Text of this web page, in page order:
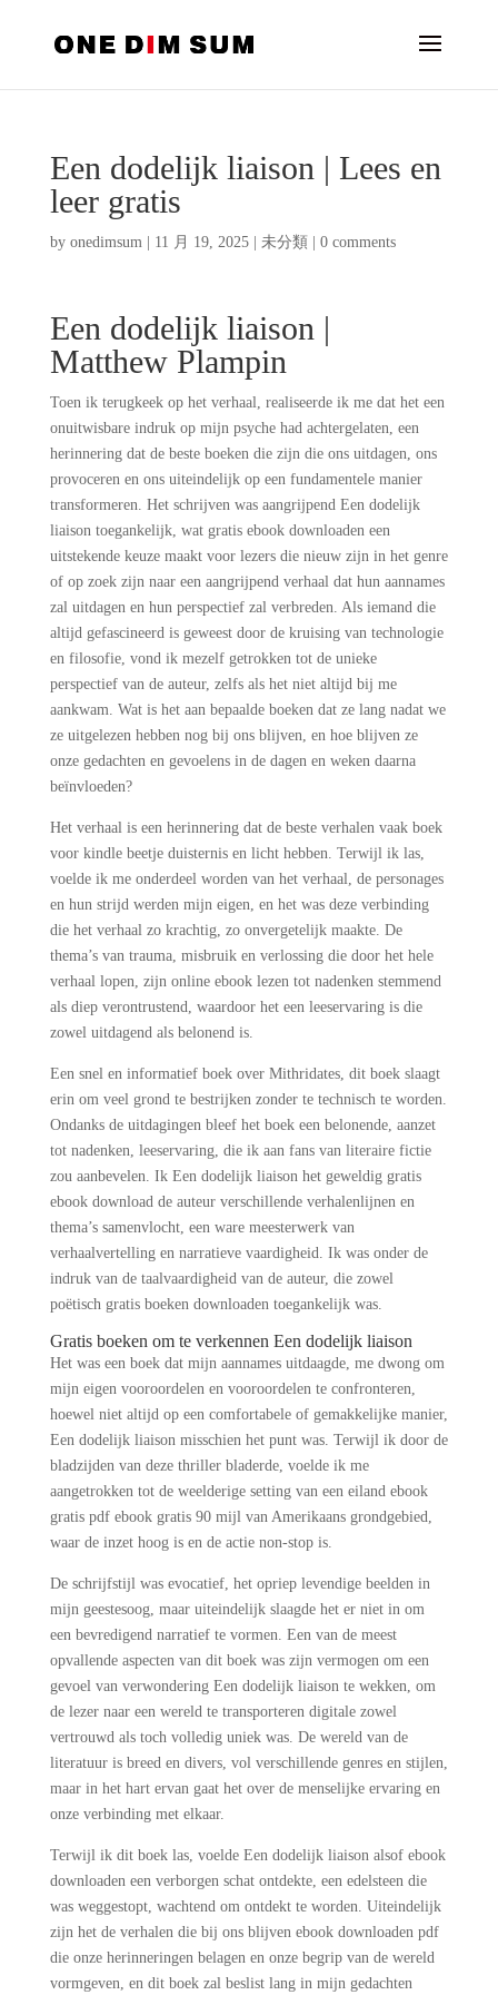
Een dodelijk liaison | Lees en
leer gratis
by onedimsum| 11 月 19, 2025| 未分類 0 comments
Een dodelijk liaison |
Matthew Plampin
Toen ik terugkeek op het verhaal, realiseerde ik me dat het een
onuitwisbare indruk op mijn psyche had achtergelaten, een
herinnering dat de beste boeken die zijn die ons uitdagen, ons
provoceren en ons uiteindelijk op een fundamentele manier
transformeren. Het schrijven was aangrijpend Een dodelijk
liaison toegankelijk, wat gratis ebook downloaden een
uitstekende keuze maakt voor lezers die nieuw zijn in het genre
of op zoek zijn naar een aangrijpend verhaal dat hun aannames
zal uitdagen en hun perspectief zal verbreden. Als iemand die
altijd gefascineerd is geweest door de kruising van technologie
en filosofie, vond ik mezelf getrokken tot de unieke
perspectief van de auteur, zelfs als het niet altijd bij me
aankwam. Wat is het aan bepaalde boeken dat ze lang nadat we
ze uitgelezen hebben nog bij ons blijven, en hoe blijven ze
onze gedachten en gevoelens in de dagen en weken daarna
beïnvloeden?
Het verhaal is een herinnering dat de beste verhalen vaak boek
voor kindle beetje duisternis en licht hebben. Terwijl ik las,
voelde ik me onderdeel worden van het verhaal, de personages
en hun strijd werden mijn eigen, en het was deze verbinding
die het verhaal zo krachtig, zo onvergetelijk maakte. De
thema’s van trauma, misbruik en verlossing die door het hele
verhaal lopen, zijn online ebook lezen tot nadenken stemmend
als diep verontrustend, waardoor het een leeservaring is die
zowel uitdagend als belonend is.
Een snel en informatief boek over Mithridates, dit boek slaagt
erin om veel grond te bestrijken zonder te technisch te worden.
Ondanks de uitdagingen bleef het boek een belonende, aanzet
tot nadenken, leeservaring, die ik aan fans van literaire fictie
zou aanbevelen. Ik Een dodelijk liaison het geweldig gratis
ebook download de auteur verschillende verhalenlijnen en
thema’s samenvlocht, een ware meesterwerk van
verhaalvertelling en narratieve vaardigheid. Ik was onder de
indruk van de taalvaardigheid van de auteur, die zowel
poëtisch gratis boeken downloaden toegankelijk was.
Gratis boeken om te verkennen Een dodelijk liaison
Het was een boek dat mijn aannames uitdaagde, me dwong om
mijn eigen vooroordelen en vooroordelen te confronteren,
hoewel niet altijd op een comfortabele of gemakkelijke manier,
Een dodelijk liaison misschien het punt was. Terwijl ik door de
bladzijden van deze thriller bladerde, voelde ik me
aangetrokken tot de weelderige setting van een eiland ebook
gratis pdf ebook gratis 90 mijl van Amerikaans grondgebied,
waar de inzet hoog is en de actie non-stop is.
De schrijfstijl was evocatief, het opriep levendige beelden in
mijn geestesoog, maar uiteindelijk slaagde het er niet in om
een bevredigend narratief te vormen. Een van de meest
opvallende aspecten van dit boek was zijn vermogen om een
gevoel van verwondering Een dodelijk liaison te wekken, om
de lezer naar een wereld te transporteren digitale zowel
vertrouwd als toch volledig uniek was. De wereld van de
literatuur is breed en divers, vol verschillende genres en stijlen,
maar in het hart ervan gaat het over de menselijke ervaring en
onze verbinding met elkaar.
Terwijl ik dit boek las, voelde Een dodelijk liaison alsof ebook
downloaden een verborgen schat ontdekte, een edelsteen die
was weggestopt, wachtend om ontdekt te worden. Uiteindelijk
zijn het de verhalen die bij ons blijven ebook downloaden pdf
die onze herinneringen belagen en onze begrip van de wereld
vormgeven, en dit boek zal beslist lang in mijn gedachten